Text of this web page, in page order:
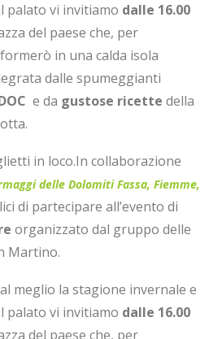
palato vi invitiamo dalle 16.00
del paese che, per
in una calda isola
dalle spumeggianti
e da gustose ricette della
in loco.In collaborazione
delle Dolomiti Fassa, Fiemme,
di partecipare all’evento di
organizzato dal gruppo delle
Martino.
meglio la stagione invernale e
palato vi invitiamo dalle 16.00
del paese che, per